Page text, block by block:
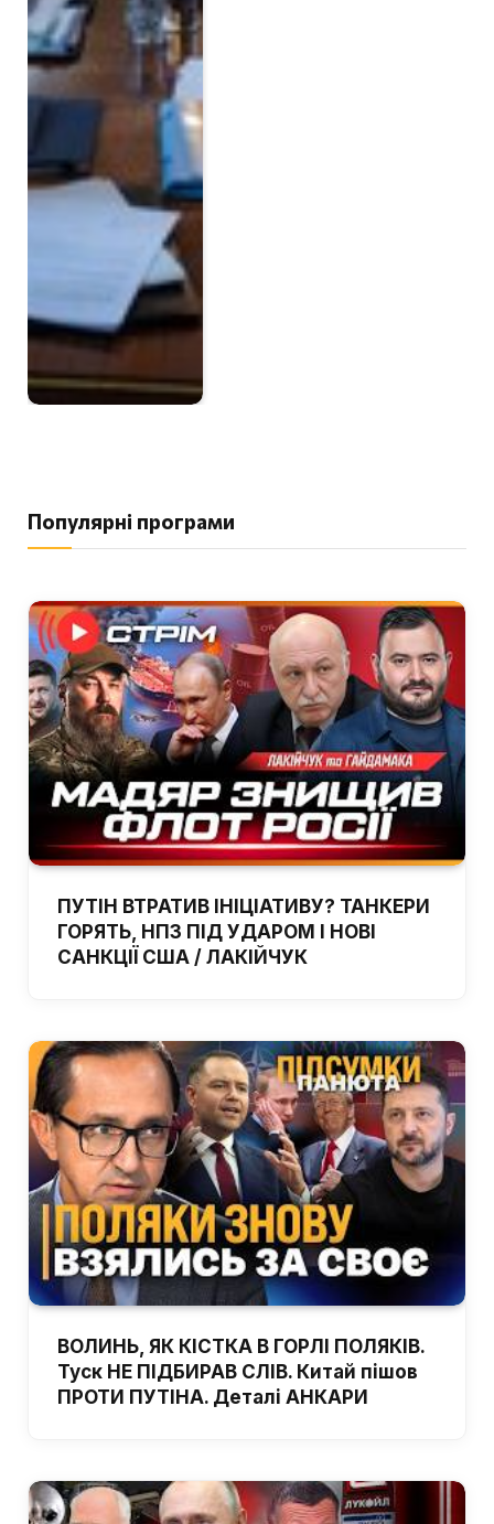
Популярні програми
ПУТІН ВТРАТИВ ІНІЦІАТИВУ? ТАНКЕРИ
ГОРЯТЬ, НПЗ ПІД УДАРОМ І НОВІ
САНКЦІЇ США / ЛАКІЙЧУК
ВОЛИНЬ, ЯК КІСТКА В ГОРЛІ ПОЛЯКІВ.
Туск НЕ ПІДБИРАВ СЛІВ. Китай пішов
ПРОТИ ПУТІНА. Деталі АНКАРИ